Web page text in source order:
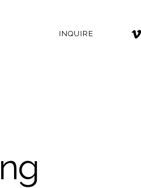
INQUIRE